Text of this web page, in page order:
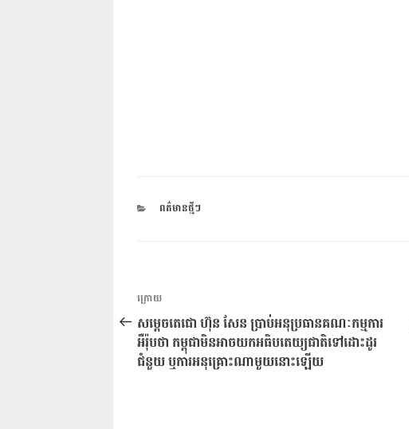
CATEGORIES
ពត៌មានថ្មីៗ
ការ​
នាំទិស​
ប្រកាស
អត្ថបទ
មុន
ក្រោយ
សម្តេចតេជោ ហ៊ុន សែន ប្រាប់អនុប្រធានគណៈកម្មការ
អឺរ៉ុបថា កម្ពុជាមិនអាចយកអធិបតេយ្យជាតិទៅដោះដូរ
ជំនួយ ឬការអនុគ្រោះណាមួយនោះឡើយ